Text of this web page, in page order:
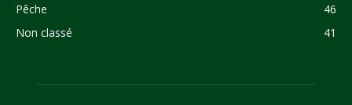
Pêche
46
Non classé
41